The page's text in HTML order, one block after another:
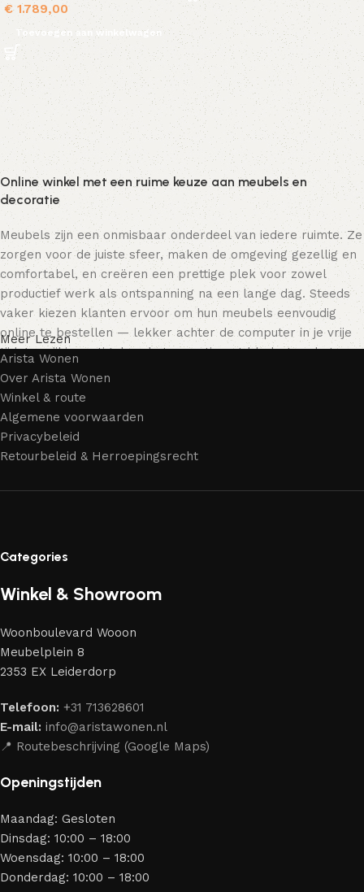
€1.789,00
Toevoegen aan winkelwagen
Online winkel met een ruime keuze aan meubels en
decoratie
Meubels zijn een onmisbaar onderdeel van iedere ruimte. Ze
zorgen voor de juiste sfeer, maken de omgeving gezellig en
comfortabel, en creëren een prettige plek voor zowel
productief werk als ontspanning na een lange dag. Steeds
vaker kiezen klanten ervoor om hun meubels eenvoudig
online te bestellen — lekker achter de computer in je vrije
tijd, terwijl je rustig door het assortiment bladert en het
meubelstuk kiest dat bij je past. Onze online winkel biedt
een uitgebreide catalogus met meubels voor zowel thuis als
kantoor.
Meubelproductie is een moderne vorm van kunst
liefhebbers van kwaliteit en schoonheid. Wij hebben voor jou
meubelmakers die elegantie, kwaliteit en functionaliteit
Ons assortiment bestaat uit producten van betrouwbare
merken die al jarenlang hun vakmanschap en eerlijkheid
bewijzen. Al onze leveranciers garanderen meubels van
aantrekkelijk design en optimale veiligheid — zodat je
jarenlang kunt genieten van jouw interieur.
Meer Lezen
Arista Wonen
Over Arista Wonen
Winkel & route
Algemene voorwaarden
Privacybeleid
Retourbeleid & Herroepingsrecht
Categories
Winkel & Showroom
Woonboulevard Wooon
Meubelplein 8
2353 EX Leiderdorp
Telefoon: +31 713628601
E-mail: info@aristawonen.nl
📍 Routebeschrijving (Google Maps)
Openingstijden
Maandag: Gesloten
Dinsdag: 10:00 – 18:00
Woensdag: 10:00 – 18:00
Donderdag: 10:00 – 18:00